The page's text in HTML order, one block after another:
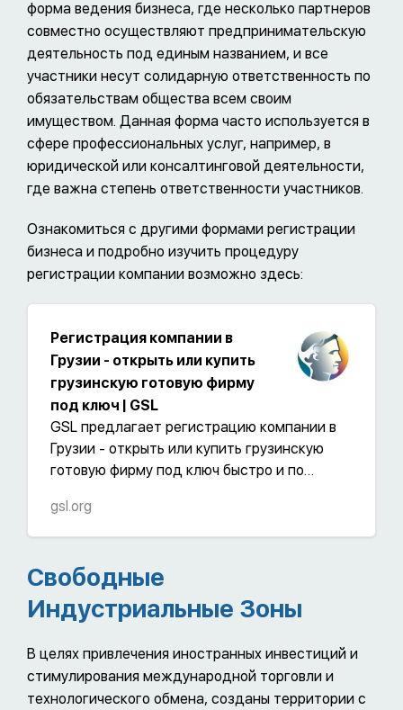
форма ведения бизнеса, где несколько партнеров
совместно осуществляют предпринимательскую
деятельность под единым названием, и все
участники несут солидарную ответственность по
обязательствам общества всем своим
имуществом. Данная форма часто используется в
сфере профессиональных услуг, например, в
юридической или консалтинговой деятельности,
где важна степень ответственности участников.
Ознакомиться с другими формами регистрации
бизнеса и подробно изучить процедуру
регистрации компании возможно здесь:
Регистрация компании в
Грузии - открыть или купить
грузинскую готовую фирму
под ключ | GSL
GSL предлагает регистрацию компании в
Грузии - открыть или купить грузинскую
готовую фирму под ключ быстро и по
gsl.org
Свободные
Индустриальные Зоны
В целях привлечения иностранных инвестиций и
стимулирования международной торговли и
технологического обмена, созданы территории с